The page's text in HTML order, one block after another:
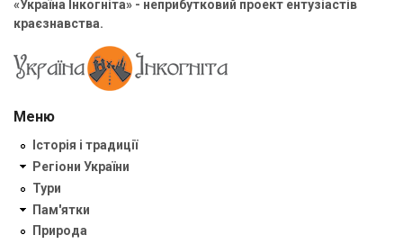
«Україна Інкогніта» - неприбутковий проект ентузіастів
краєзнавства.
Меню
Історія і традиції
Регіони України
Тури
Пам'ятки
Природа